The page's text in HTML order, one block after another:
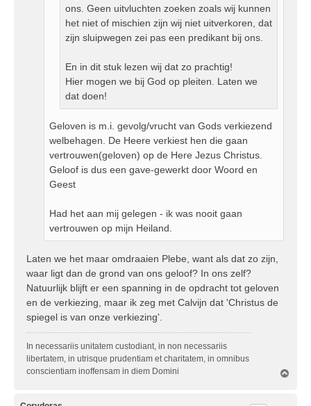
ons. Geen uitvluchten zoeken zoals wij kunnen
het niet of mischien zijn wij niet uitverkoren, dat
zijn sluipwegen zei pas een predikant bij ons.
En in dit stuk lezen wij dat zo prachtig!
Hier mogen we bij God op pleiten. Laten we
dat doen!
Geloven is m.i. gevolg/vrucht van Gods verkiezend
welbehagen. De Heere verkiest hen die gaan
vertrouwen(geloven) op de Here Jezus Christus.
Geloof is dus een gave-gewerkt door Woord en
Geest
Had het aan mij gelegen - ik was nooit gaan
vertrouwen op mijn Heiland.
Laten we het maar omdraaien Plebe, want als dat zo zijn,
waar ligt dan de grond van ons geloof? In ons zelf?
Natuurlijk blijft er een spanning in de opdracht tot geloven
en de verkiezing, maar ik zeg met Calvijn dat 'Christus de
spiegel is van onze verkiezing'.
In necessariis unitatem custodiant, in non necessariis
libertatem, in utrisque prudentiam et charitatem, in omnibus
conscientiam inoffensam in diem Domini